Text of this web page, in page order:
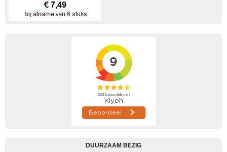
DUURZAAM BEZIG